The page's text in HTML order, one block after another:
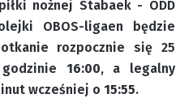
nożnej Stabaek - ODD
OBOS-ligaen będzie
rozpocznie się 25
16:00, a legalny
wcześniej o 15:55.